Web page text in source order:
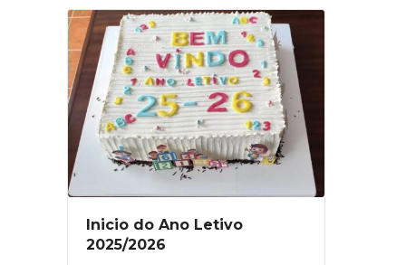
Inicio do Ano Letivo
2025/2026